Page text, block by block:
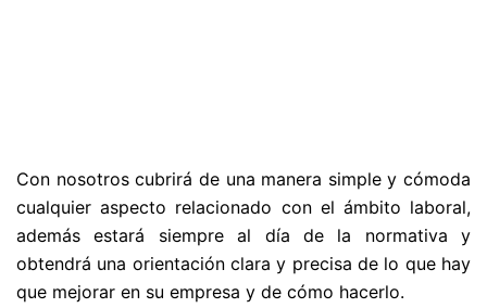
Con nosotros cubrirá de una manera simple y cómoda
cualquier aspecto relacionado con el ámbito laboral,
además estará siempre al día de la normativa y
obtendrá una orientación clara y precisa de lo que hay
que mejorar en su empresa y de cómo hacerlo.